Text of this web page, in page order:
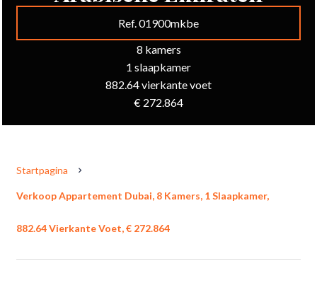
Ref. 01900mkbe
8 kamers
1 slaapkamer
882.64 vierkante voet
€ 272.864
Startpagina
Verkoop Appartement Dubai, 8 Kamers, 1 Slaapkamer,
882.64 Vierkante Voet, € 272.864